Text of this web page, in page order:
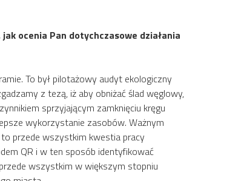
ocenia Pan dotychczasowe działania
To był pilotażowy audyt ekologiczny
z tezą, iż aby obniżać ślad węglowy,
sprzyjającym zamknięciu kręgu
wykorzystanie zasobów. Ważnym
przede wszystkim kwestia pracy
QR i w ten sposób identyfikować
wszystkim w większym stopniu